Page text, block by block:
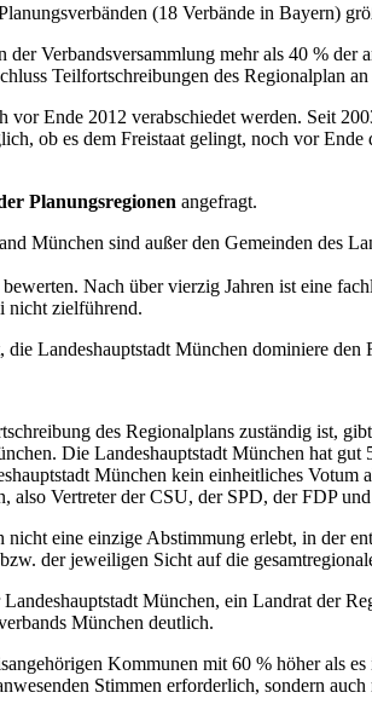
(18 Verbände in Bayern)
Verbandsversammlung mehr als 40 % der
Teilfortschreibungen des Regionalplan
Ende 2012 verabschiedet werden. Seit
ob es dem Freistaat gelingt, noch vor Ende
Planungsregionen angefragt.
München sind außer den Gemeinden des
Nach über vierzig Jahren ist eine
nicht zielführend.
Landeshauptstadt München dominiere den
des Regionalplans zuständig ist,
Die Landeshauptstadt München hat
München kein einheitliches Votum
also Vertreter der CSU, der SPD, der FDP
eine einzige Abstimmung erlebt, in der
der jeweiligen Sicht auf die
München, ein Landrat der
München deutlich.
Kommunen mit 60 % höher als
Stimmen erforderlich, sondern